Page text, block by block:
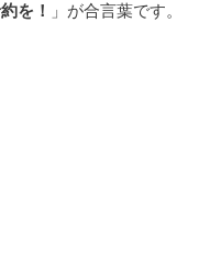
を！ 」が合言葉です。